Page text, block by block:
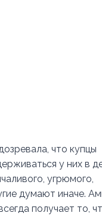
что купцы
у них в
угрюмого,
думают иначе.
получает то,